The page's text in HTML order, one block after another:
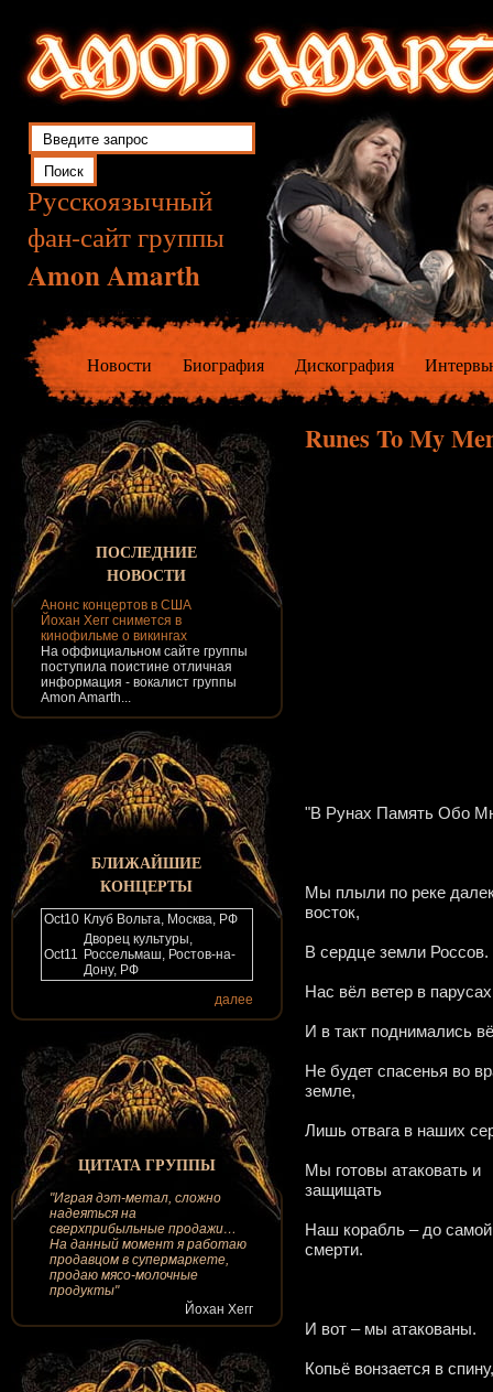
Русскоязычный
фан-сайт группы
Amon Amarth
Новости Биография Дискография
ПОСЛЕДНИЕ
НОВОСТИ
Анонс концертов в США
Йохан Хегг снимется в
кинофильме о викингах
На оффициальном сайте группы
поступила поистине отличная
информация - вокалист группы
Amon Amarth...
БЛИЖАЙШИЕ
КОНЦЕРТЫ
Oct10 Клуб Вольта, Москва, РФ
Oct11
Дворец культуры,
Россельмаш, Ростов-на-
Дону, РФ
далее
ЦИТАТА ГРУППЫ
"Играя дэт-метал, сложно
надеяться на
сверхприбыльные продажи…
На данный момент я работаю
продавцом в супермаркете,
продаю мясо-молочные
продукты"
Йохан Хегг
Runes To My
"В Рунах Память Обо
Мы плыли по реке
восток,
В сердце земли Россов.
Нас вёл ветер в
И в такт поднимались
Не будет спасенья во
земле,
Лишь отвага в наших
Мы готовы атаковать и
защищать
Наш корабль – до самой
смерти.
И вот – мы атакованы.
Копьё вонзается в спину,